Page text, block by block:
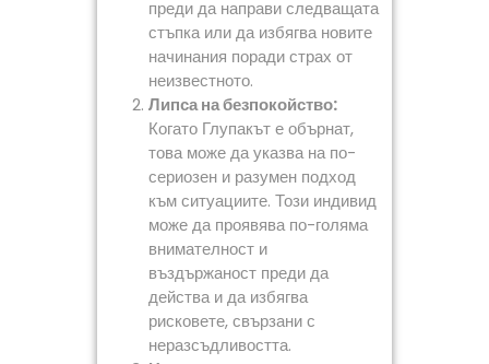
преди да направи следващата
стъпка или да избягва новите
начинания поради страх от
неизвестното.
Липса на безпокойство:
Когато Глупакът е обърнат,
това може да указва на по-
сериозен и разумен подход
към ситуациите. Този индивид
може да проявява по-голяма
внимателност и
въздържаност преди да
действа и да избягва
рисковете, свързани с
неразсъдливостта.